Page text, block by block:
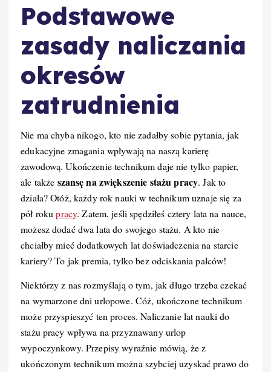
Podstawowe
zasady naliczania
okresów
zatrudnienia
Nie ma chyba nikogo, kto nie zadałby sobie pytania, jak
edukacyjne zmagania wpływają na naszą karierę
zawodową. Ukończenie technikum daje nie tylko papier,
ale także szansę na zwiększenie stażu pracy. Jak to
działa? Otóż, każdy rok nauki w technikum uznaje się za
pół rokupracy. Zatem, jeśli spędziłeś cztery lata na nauce,
możesz dodać dwa lata do swojego stażu. A kto nie
chciałby mieć dodatkowych lat doświadczenia na starcie
kariery? To jak premia, tylko bez odciskania palców!
Niektórzy z nas rozmyślają o tym, jak długo trzeba czekać
na wymarzone dni urlopowe. Cóż, ukończone technikum
może przyspieszyć ten proces. Naliczanie lat nauki do
stażu pracy wpływa na przyznawany urlop
wypoczynkowy. Przepisy wyraźnie mówią, że z
ukończonym technikum można szybciej uzyskać prawo do